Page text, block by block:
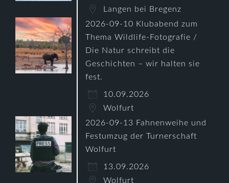
Langen bei Bregenz
2026-09-10 Klubabend zum
Thema Wildlife-Fotografie /
Die Natur schreibt die
Geschichten – wir halten sie
fest.
10.09.2026
Wolfurt
2026-09-13 Fahnenweihe und
Festumzug der Turnerschaft
Wolfurt
13.09.2026
Wolfurt